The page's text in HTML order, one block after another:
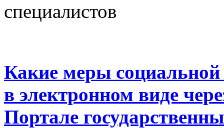
специалистов
Какие меры
в электронном виде
Портале